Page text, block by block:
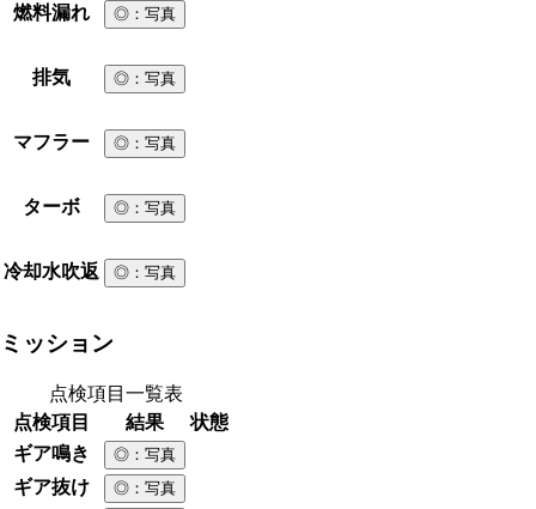
燃料漏れ ◎ ：写真
排気 ◎ ：写真
マフラー ◎ ：写真
ターボ ◎ ：写真
冷却水吹返 ◎ ：写真
ミッション
点検項目一覧表
点検項目
結果
状態
ギア鳴き
◎ ：写真
ギア抜け ◎ ：写真